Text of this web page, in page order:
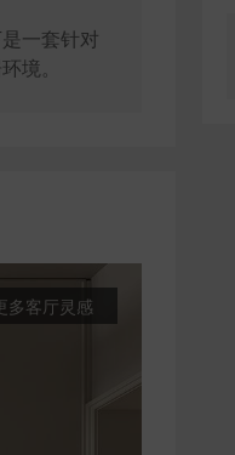
一套针对
境。
多客厅灵感